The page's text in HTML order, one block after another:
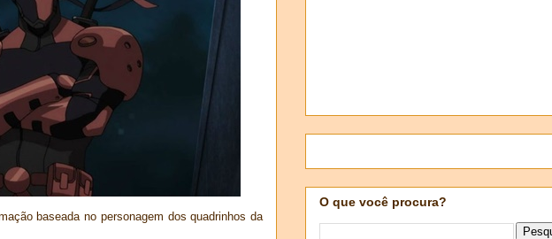
baseada no personagem dos quadrinhos da
O que você procura?